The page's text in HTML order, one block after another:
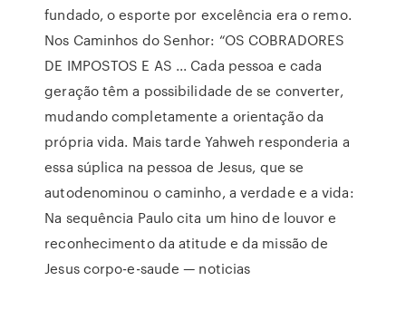
fundado, o esporte por excelência era o remo.
Nos Caminhos do Senhor: “OS COBRADORES
DE IMPOSTOS E AS ... Cada pessoa e cada
geração têm a possibilidade de se converter,
mudando completamente a orientação da
própria vida. Mais tarde Yahweh responderia a
essa súplica na pessoa de Jesus, que se
autodenominou o caminho, a verdade e a vida:
Na sequência Paulo cita um hino de louvor e
reconhecimento da atitude e da missão de
Jesus corpo-e-saude — noticias